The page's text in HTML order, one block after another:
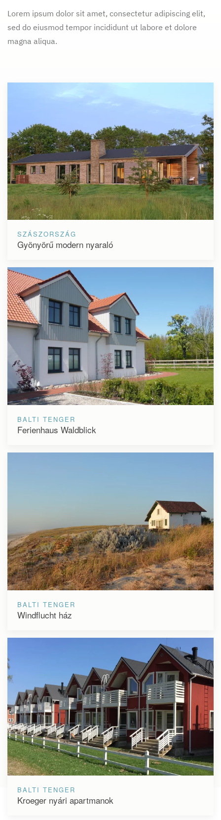
Lorem ipsum dolor sit amet, consectetur adipiscing elit,
sed do eiusmod tempor incididunt ut labore et dolore
magna aliqua.
SZÁSZORSZÁG
Gyönyörű modern nyaraló
BALTI TENGER
Ferienhaus Waldblick
BALTI TENGER
Windflucht ház
BALTI TENGER
Kroeger nyári apartmanok